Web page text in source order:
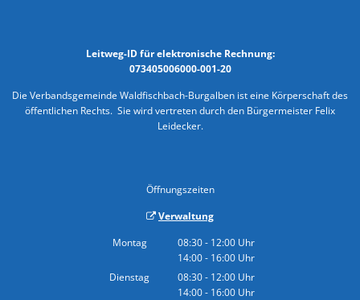
Leitweg-ID für elektronische Rechnung:
073405006000-001-20
Die Verbandsgemeinde Waldfischbach-Burgalben ist eine Körperschaft des
öffentlichen Rechts. Sie wird vertreten durch den Bürgermeister Felix
Leidecker.
Öffnungszeiten
Verwaltung
Montag
08:30- 12:00 Uhr
Von 08:30 bis 12:00 Uhr
14:00- 16:00 Uhr
Von 14:00 bis 16:00 Uhr
Dienstag 08:30- 12:00 Uhr
Von 08:30 bis 12:00 Uhr
14:00- 16:00 Uhr